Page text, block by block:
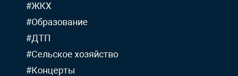
#ЖКХ
#Образование
#ДТП
#Сельское хозяйство
#Концерты